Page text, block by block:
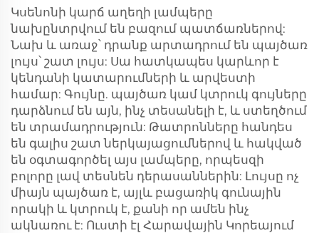
Կսենոնի կարճ աղեղի լամպերը
նախընտրվում են բազում պատճառներով:
Նախ և առաջ՝ դրանք արտադրում են պայծառ
լույս՝ շատ լույս: Սա հատկապես կարևոր է
կենդանի կատարումների և արվեստի
համար: Գույնը. պայծառ կամ կտրուկ գույները
դարձնում են այն, ինչ տեսանելի է, և ստեղծում
են տրամադրություն: Թատրոնները հանդես
են գալիս շատ ներկայացումներով և հակված
են օգտագործել այս լամպերը, որպեսզի
բոլորը լավ տեսնեն դերասաններին: Լույսը ոչ
միայն պայծառ է, այլև բացառիկ գունային
որակի և կտրուկ է, քանի որ ամեն ինչ
ակնառու է: Ուստի էլ Հարավային Կորեայում